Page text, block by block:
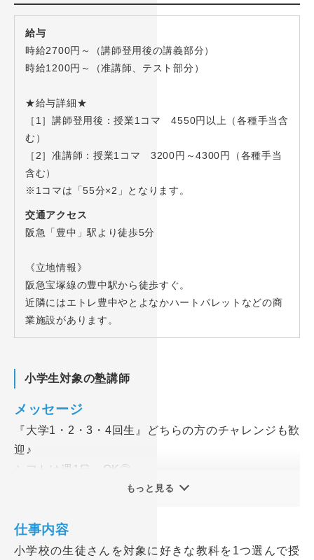
給与
時給2700円～（講師登用後の講義部分）
時給1200円～（准講師、テスト部分）
★給与詳細★
［1］講師登用後：授業1コマ 4550円以上（各種手当含
む）
［2］准講師：授業1コマ 3200円～4300円（各種手当
含む）
※1コマは「55分×2」となります。
交通アクセス
阪急「豊中」駅より徒歩5分
《立地情報》
阪急宝塚線の豊中駅から徒歩すぐ。
近隣にはエトレ豊中やとよなかハートパレットなどの商
業施設があります。
小学生対象の塾講師
メッセージ
『大学1・2・3・4回生』どちらの方のチャレンジも歓
迎♪
シフトは週1日～OK◎
カリキュラムや学校行事とも調整できるので、大学と
頑張る子供たちを応援するやりがいのある仕事で充実
もっと見る
仕事内容
小学校の生徒さんを対象に好きな教科を1つ選んで授